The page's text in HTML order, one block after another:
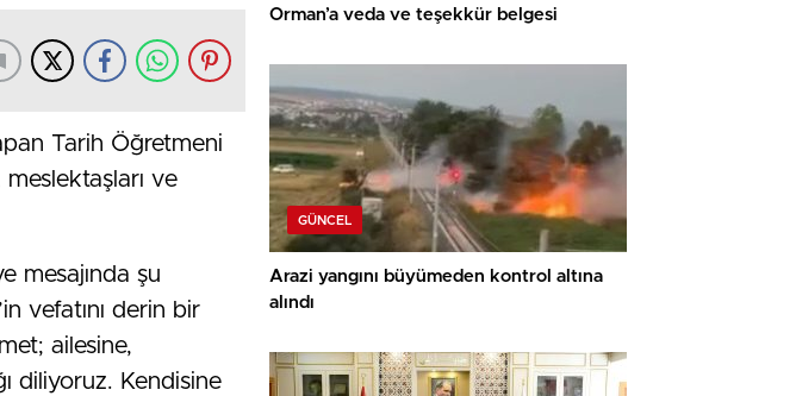
Tarih Öğretmeni
ve
mesajında şu
vefatını derin bir
ailesine,
diliyoruz. Kendisine
Orman’a veda ve teşekkür belgesi
GÜNCEL
Arazi yangını büyümeden kontrol altına
alındı